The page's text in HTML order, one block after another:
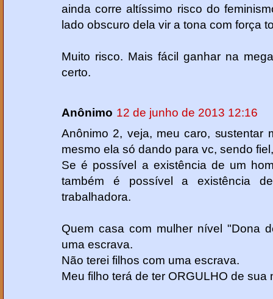
ainda corre altíssimo risco do
lado obscuro dela vir a tona com força
Muito risco. Mais fácil ganhar na
certo.
Anônimo 12 de junho de 2013 12:16
Anônimo 2, veja, meu caro, sustentar
mesmo ela só dando para vc, sendo
Se é possível a existência de um
também é possível a existência
trabalhadora.
Quem casa com mulher nível "Dona
uma escrava.
Não terei filhos com uma escrava.
Meu filho terá de ter ORGULHO de sua